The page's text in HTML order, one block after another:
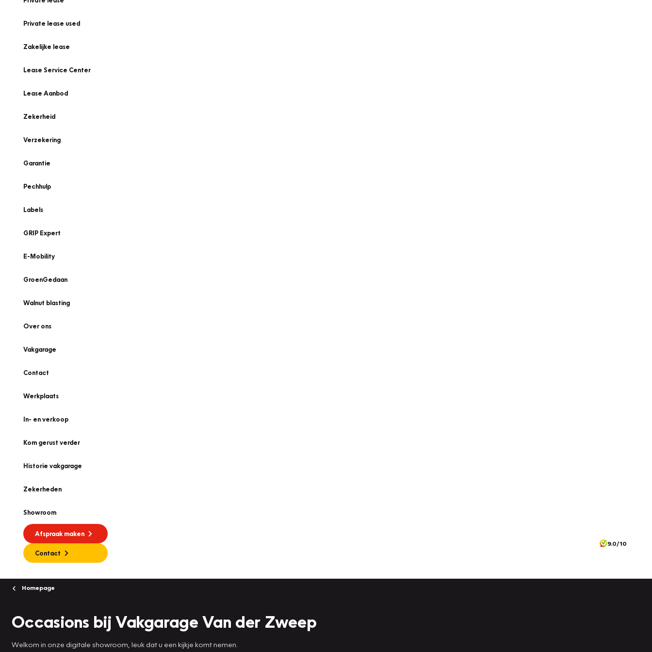
Private lease used
Zakelijke lease
Lease Service Center
Lease Aanbod
Zekerheid
Verzekering
Garantie
Pechhulp
Labels
GRIP Expert
E-Mobility
GroenGedaan
Walnut blasting
Over ons
Vakgarage
Contact
Werkplaats
In- en verkoop
Kom gerust verder
Historie vakgarage
Zekerheden
Showroom
Afspraak maken
Contact
9.0/10
Homepage
Occasions bij Vakgarage Van der Zweep
Welkom in onze digitale showroom, leuk dat u een kijkje komt nemen.